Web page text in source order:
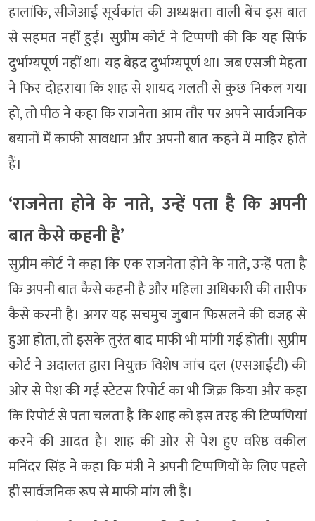
हालांकि, सीजेआई सूर्यकांत की अध्यक्षता वाली बेंच इस बात
से सहमत नहीं हुई। सुप्रीम कोर्ट ने टिप्पणी की कि यह सिर्फ
दुर्भाग्यपूर्ण नहीं था। यह बेहद दुर्भाग्यपूर्ण था। जब एसजी मेहता
ने फिर दोहराया कि शाह से शायद गलती से कुछ निकल गया
हो, तो पीठ ने कहा कि राजनेता आम तौर पर अपने सार्वजनिक
बयानों में काफी सावधान और अपनी बात कहने में माहिर होते
हैं।
‘राजनेता होने के नाते, उन्हें पता है कि अपनी
बात कैसे कहनी है’
सुप्रीम कोर्ट ने कहा कि एक राजनेता होने के नाते, उन्हें पता है
कि अपनी बात कैसे कहनी है और महिला अधिकारी की तारीफ
कैसे करनी है। अगर यह सचमुच जुबान फिसलने की वजह से
हुआ होता, तो इसके तुरंत बाद माफी भी मांगी गई होती। सुप्रीम
कोर्ट ने अदालत द्वारा नियुक्त विशेष जांच दल (एसआईटी) की
ओर से पेश की गई स्टेटस रिपोर्ट का भी जिक्र किया और कहा
कि रिपोर्ट से पता चलता है कि शाह को इस तरह की टिप्पणियां
करने की आदत है। शाह की ओर से पेश हुए वरिष्ठ वकील
मनिंदर सिंह ने कहा कि मंत्री ने अपनी टिप्पणियों के लिए पहले
ही सार्वजनिक रूप से माफी मांग ली है।